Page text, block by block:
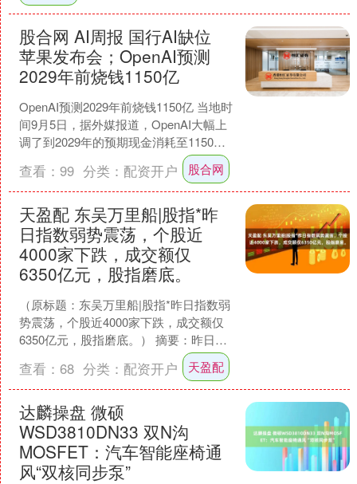
股合网 AI周报 国行AI缺位
苹果发布会；OpenAI预测
2029年前烧钱1150亿
OpenAI预测2029年前烧钱1150亿 当地时
间9月5日，据外媒报道，OpenAI大幅上
调了到2029年的预期现金消耗至1150亿
查看： 99 分类： 配资开户 股合网
天盈配 东吴万里船|股指*昨
日指数弱势震荡，个股近
4000家下跌，成交额仅
6350亿元，股指磨底。
（原标题：东吴万里船|股指*昨日指数弱
势震荡，个股近4000家下跌，成交额仅
6350亿元，股指磨底。） 摘要：昨日指
数弱势震荡，创业板指跌近1%，个股近
4000....
查看： 68 分类： 配资开户 天盈配
达麟操盘 微硕
WSD3810DN33 双N沟
MOSFET：汽车智能座椅通
风“双核同步泵”